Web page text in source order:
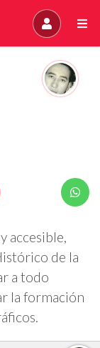
accesible,
de la
a todo
la formación